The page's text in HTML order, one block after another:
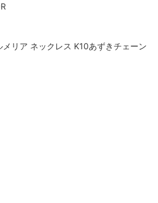
リア ネックレス K10あずきチェーン